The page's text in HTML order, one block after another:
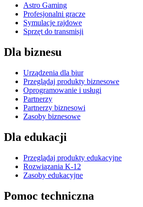
Astro Gaming
Profesjonalni gracze
Symulacje rajdowe
Sprzęt do transmisji
Dla biznesu
Urządzenia dla biur
Przeglądaj produkty biznesowe
Oprogramowanie i usługi
Partnerzy
Partnerzy biznesowi
Zasoby biznesowe
Dla edukacji
Przeglądaj produkty edukacyjne
Rozwiązania K-12
Zasoby edukacyjne
Pomoc techniczna